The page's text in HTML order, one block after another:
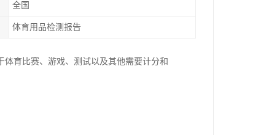
全国
体育用品检测报告
育比赛、游戏、测试以及其他需要计分和